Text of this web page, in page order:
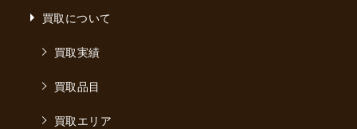
買取について
買取実績
買取品目
買取エリア